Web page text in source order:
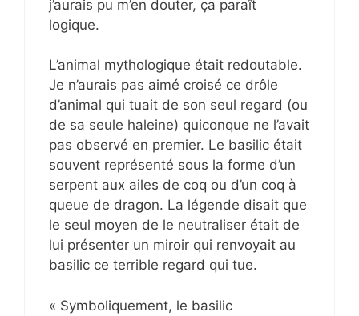
j’aurais pu m’en douter, ça paraît
logique.
L’animal mythologique était redoutable.
Je n’aurais pas aimé croisé ce drôle
d’animal qui tuait de son seul regard (ou
de sa seule haleine) quiconque ne l’avait
pas observé en premier. Le basilic était
souvent représenté sous la forme d’un
serpent aux ailes de coq ou d’un coq à
queue de dragon. La légende disait que
le seul moyen de le neutraliser était de
lui présenter un miroir qui renvoyait au
basilic ce terrible regard qui tue.
« Symboliquement, le basilic